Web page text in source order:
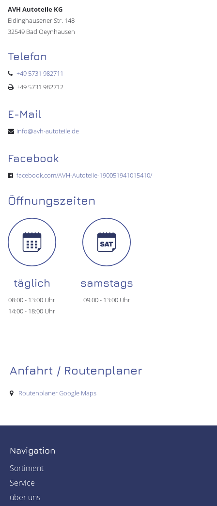
AVH Autoteile KG
Eidinghausener Str. 148
32549 Bad Oeynhausen
Telefon
+49 5731 982711
+49 5731 982712
E-Mail
info@avh-autoteile.de
Facebook
facebook.com/AVH-Autoteile-190051941015410/
Öffnungszeiten
täglich
08:00 - 13:00 Uhr
14:00 - 18:00 Uhr
samstags
09:00 - 13:00 Uhr
Anfahrt / Routenplaner
Routenplaner Google Maps
Navigation
Sortiment
Service
über uns